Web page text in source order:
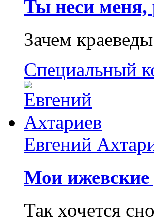
Ты неси меня,
Зачем
Специальный
Евгений
Мои ижевские
Так хочется